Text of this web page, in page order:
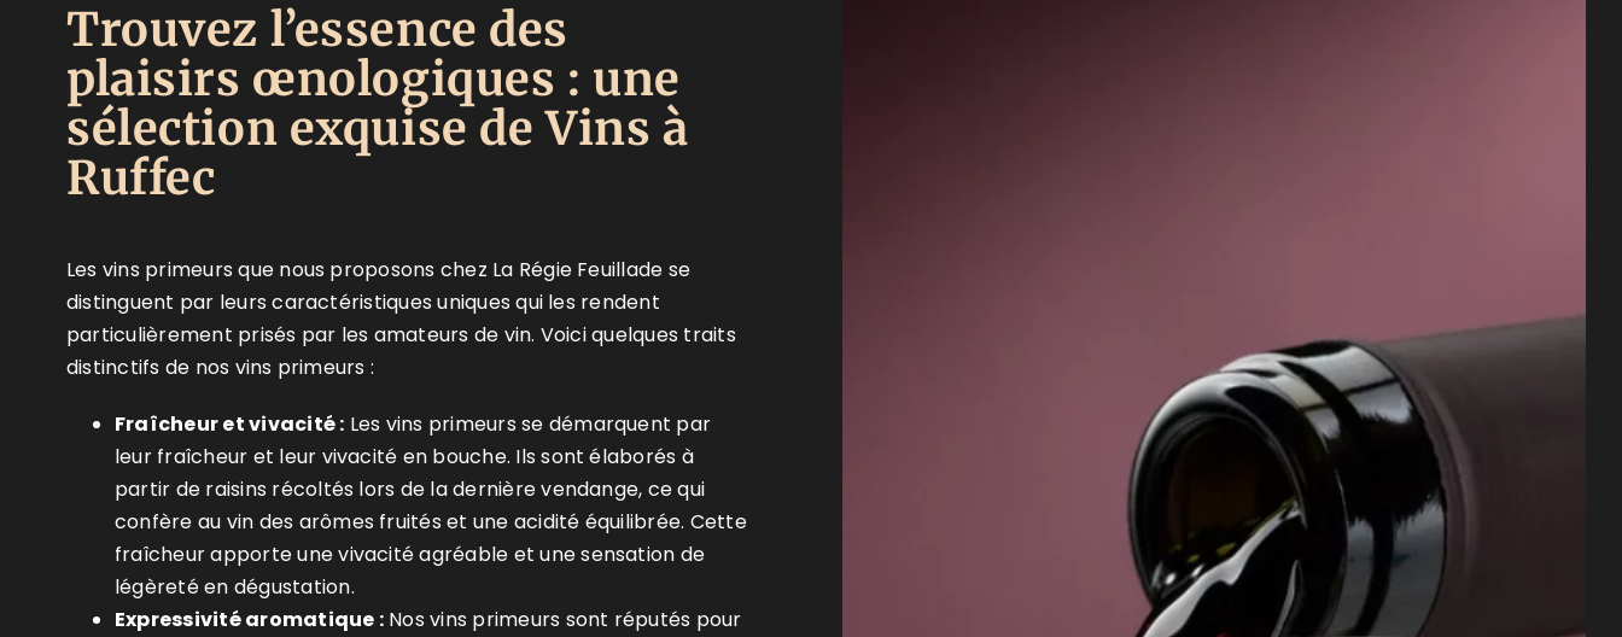
Trouvez l’essence des
plaisirs œnologiques : une
sélection exquise de Vins à
Ruffec
Les vins primeurs que nous proposons chez La Régie Feuillade se
distinguent par leurs caractéristiques uniques qui les rendent
particulièrement prisés par les amateurs de vin. Voici quelques traits
distinctifs de nos vins primeurs :
Fraîcheur et vivacité : Les vins primeurs se démarquent par
leur fraîcheur et leur vivacité en bouche. Ils sont élaborés à
partir de raisins récoltés lors de la dernière vendange, ce qui
confère au vin des arômes fruités et une acidité équilibrée. Cette
fraîcheur apporte une vivacité agréable et une sensation de
légèreté en dégustation.
Expressivité aromatique : Nos vins primeurs sont réputés pour